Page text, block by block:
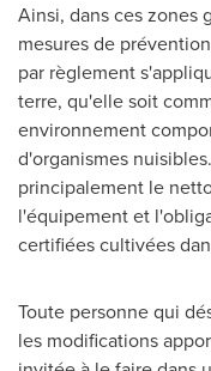
Ainsi, dans ces zones
mesures de
par règlement
terre, qu'elle soit
environnement
d'organismes
principalement le
l'équipement et
certifiées cultivées
Toute personne qui
les modifications